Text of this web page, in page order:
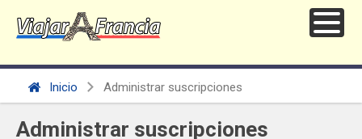
Inicio Administrar suscripciones
Administrar suscripciones